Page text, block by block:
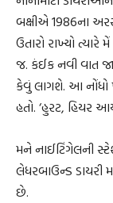
બક્ષીએ 1986ના
ઉતારો રાખ્યો ત્યારે
જ. કંઈક નવી વાત
કેવું લાગશે. આ નોંધો
હતો. ‘હુરટ, હિયર
મને નાઈટિંગેલની
લેધરબાઉન્ડ ડાયરી
છે.